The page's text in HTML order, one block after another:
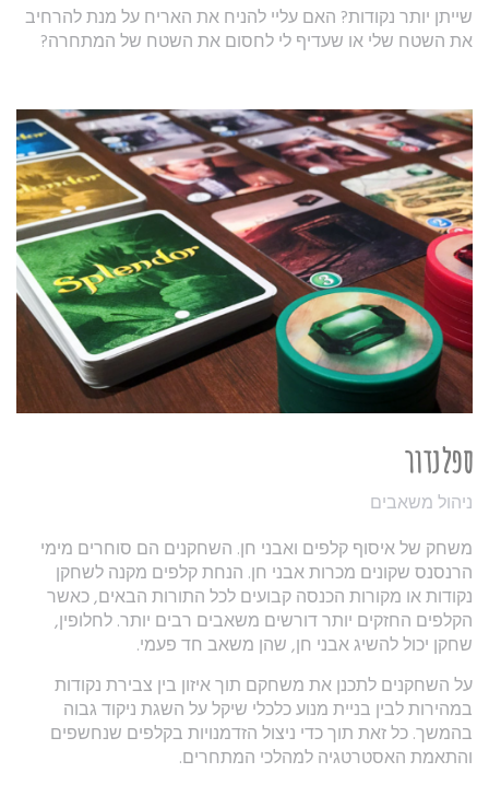
שייתן יותר נקודות? האם עליי להניח את האריח על מנת להרחיב
את השטח שלי או שעדיף לי לחסום את השטח של המתחרה?
ספלנדור
ניהול משאבים
משחק של איסוף קלפים ואבני חן. השחקנים הם סוחרים מימי
הרנסנס שקונים מכרות אבני חן. הנחת קלפים מקנה לשחקן
נקודות או מקורות הכנסה קבועים לכל התורות הבאים, כאשר
הקלפים החזקים יותר דורשים משאבים רבים יותר. לחלופין,
שחקן יכול להשיג אבני חן, שהן משאב חד פעמי.
על השחקנים לתכנן את משחקם תוך איזון בין צבירת נקודות
במהירות לבין בניית מנוע כלכלי שיקל על השגת ניקוד גבוה
בהמשך. כל זאת תוך כדי ניצול הזדמנויות בקלפים שנחשפים
והתאמת האסטרטגיה למהלכי המתחרים.